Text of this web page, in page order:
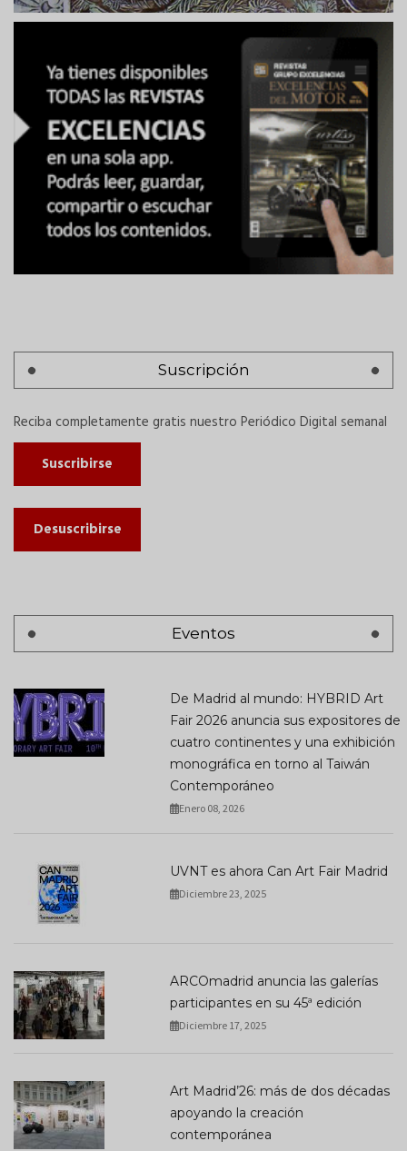
Suscripción
Reciba completamente gratis nuestro Periódico Digital semanal
Suscribirse
Desuscribirse
Eventos
De Madrid al mundo: HYBRID Art
Fair 2026 anuncia sus expositores de
cuatro continentes y una exhibición
monográfica en torno al Taiwán
Contemporáneo
Enero 08, 2026
UVNT es ahora Can Art Fair Madrid
Diciembre 23, 2025
ARCOmadrid anuncia las galerías
participantes en su 45ª edición
Diciembre 17, 2025
Art Madrid’26: más de dos décadas
apoyando la creación
contemporánea